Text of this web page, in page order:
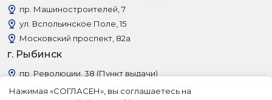
пр. Машиностроителей, 7
ул. Вспольинское Поле, 15
Московский проспект, 82а
г. Рыбинск
пр. Революции, 38 (Пункт выдачи)
Нажимая «СОГЛАСЕН», вы соглашаетесь на